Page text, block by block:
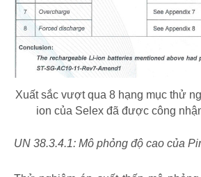
Xuất sắc vượt qua 8 hạng mục thử
ion của Selex đã được công
UN 38.3.4.1: Mô phỏng độ cao của